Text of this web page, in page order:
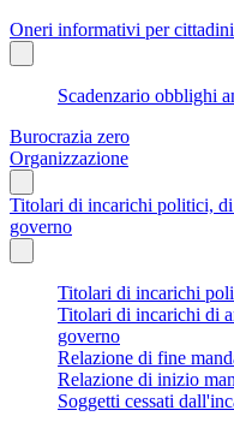
Oneri informativi per
Scadenzario obblighi
Burocrazia zero
Organizzazione
Titolari di incarichi politici,
governo
Titolari di incarichi
Titolari di incarichi di
governo
Relazione di fine
Relazione di inizio
Soggetti cessati